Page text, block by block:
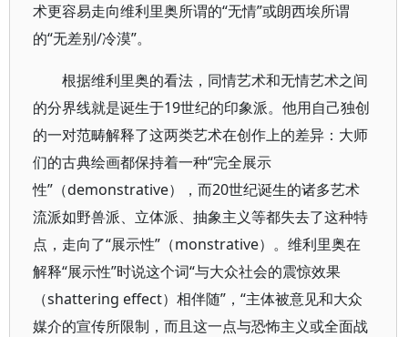
术更容易走向维利里奥所谓的“无情”或朗西埃所谓
的“无差别/冷漠”。
根据维利里奥的看法，同情艺术和无情艺术之间
的分界线就是诞生于19世纪的印象派。他用自己独创
的一对范畴解释了这两类艺术在创作上的差异：大师
们的古典绘画都保持着一种“完全展示
性”（demonstrative），而20世纪诞生的诸多艺术
流派如野兽派、立体派、抽象主义等都失去了这种特
点，走向了“展示性”（monstrative）。维利里奥在
解释“展示性”时说这个词“与大众社会的震惊效果
（shattering effect）相伴随”，“主体被意见和大众
媒介的宣传所限制，而且这一点与恐怖主义或全面战